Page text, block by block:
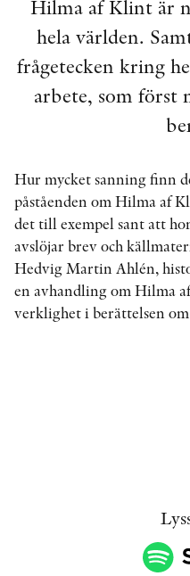
Hilma af Klint är
hela världen.
frågetecken kring
arbete, som
Hur mycket sanning finn
påståenden om Hilma af
det till exempel sant att
avslöjar brev och
Hedvig Martin Ahlén,
en avhandling om Hilma
verklighet i berättelsen